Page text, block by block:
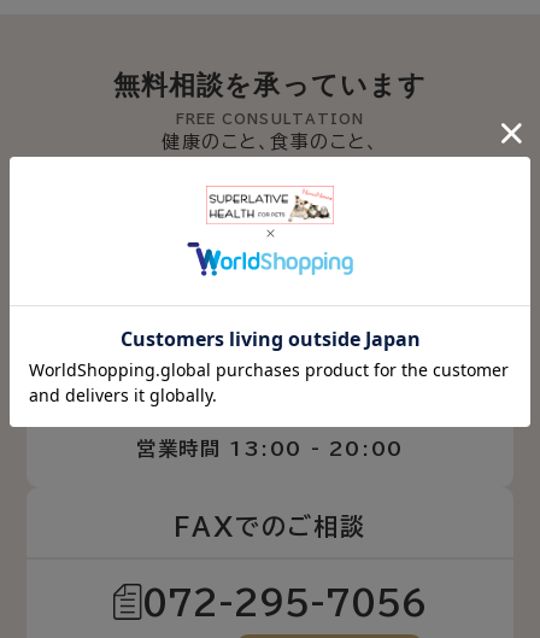
無料相談を承っています
FREE CONSULTATION
健康のこと、食事のこと、
大事な命に寄り添って、
しっかりとサポート致します
お電話でのご相談
072-295-7055
営業時間 13:00 - 20:00
FAXでのご相談
072-295-7056